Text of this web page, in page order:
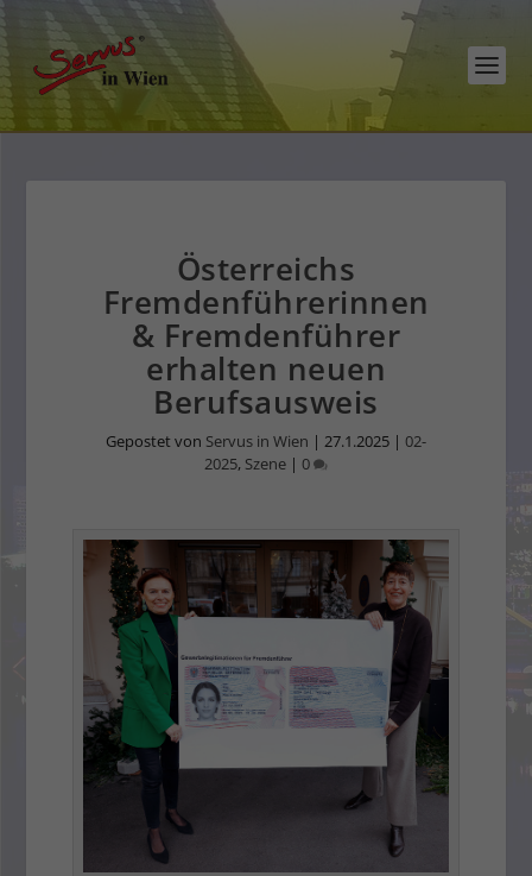
Österreichs
Fremdenführerinnen
& Fremdenführer
erhalten neuen
Berufsausweis
Gepostet von Servus in Wien | 27.1.2025 | 02-
2025, Szene | 0